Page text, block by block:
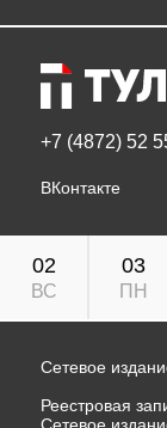
+7 (4872) 52
ВКонтакте
02
ВС
03
ПН
Сетевое
Реестровая